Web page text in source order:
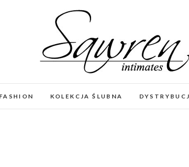
KOLEKCJA ŚLUBNA